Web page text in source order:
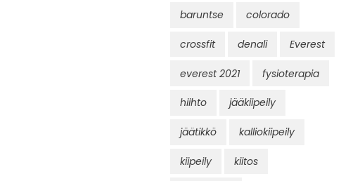
baruntse colorado
crossfit denali Everest
everest 2021 fysioterapia
hiihto jääkiipeily
jäätikkö kalliokiipeily
kiipeily kiitos